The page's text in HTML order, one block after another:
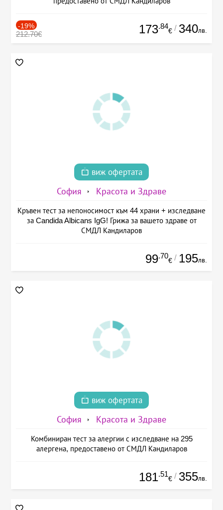
-19%
212.70€ 173.84
€ / 340лв.
виж офертата
София Красота и Здраве
Кръвен тест за непоносимост към 44 храни + изследване
за Candida Albicans IgG! Грижа за вашето здраве от
СМДЛ Кандиларов
99.70
€ / 195лв.
виж офертата
София Красота и Здраве
Комбиниран тест за алергии с изследване на 295
алергена, предоставено от СМДЛ Кандиларов
181.51
€ / 355лв.